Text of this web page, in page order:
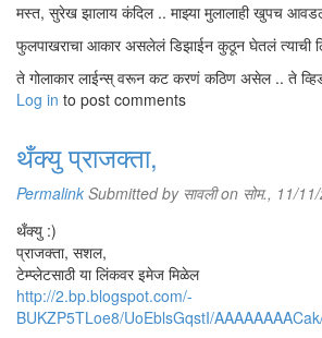
मस्त, सुरेख झालाय कंदिल .. माझ्या मुलालाही खुपच
फुलपाखराचा आकार असलेलं डिझाईन कुठून घेतलं त्याची
ते गोलाकार लाईन्स् वरून कट करणं कठिण असेल .. ते
Log in to post comments
थँक्यु प्राजक्ता,
Permalink Submitted by सावलीon सोम., 11/
थँक्यु :)
प्राजक्ता, सशल,
टेम्प्लेटसाठी या लिंकवर इमेज मिळेल
http://2.bp.blogspot.com/-
BUKZP5TLoe8/UoEblsGqstI/